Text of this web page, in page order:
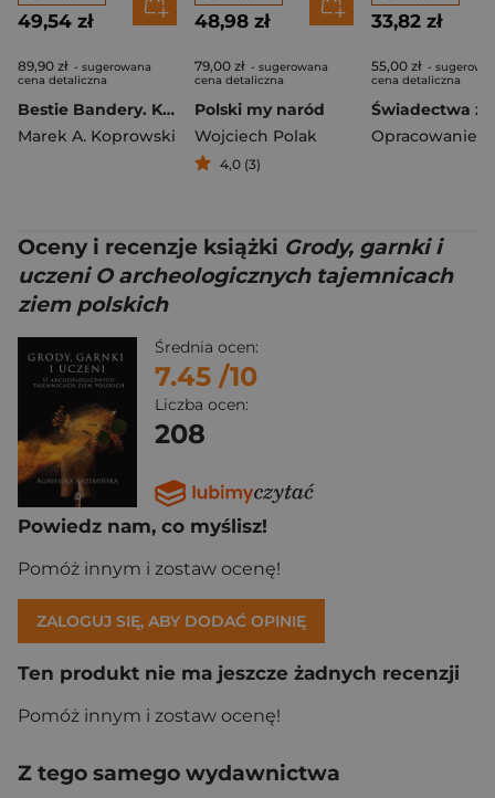
49,54 zł
89,90 zł - sugerowana
cena detaliczna
Bestie Bandery. Kaci Małopolski Wschodniej wyd. 2
Marek A. Koprowski
48,98 zł
79,00 zł - sugerowana
cena detaliczna
Polski my naród
Wojciech Polak
4,0 (3)
33,82 zł
55,00 zł -
cena detaliczna
Oceny i recenzje książki Grody, garnki i
uczeni O archeologicznych tajemnicach
ziem polskich
Średnia ocen:
7.45 /10
Liczba ocen:
208
Powiedz nam, co myślisz!
Pomóż innym i zostaw ocenę!
ZALOGUJ SIĘ, ABY DODAĆ OPINIĘ
Ten produkt nie ma jeszcze żadnych recenzji
Pomóż innym i zostaw ocenę!
Z tego samego wydawnictwa